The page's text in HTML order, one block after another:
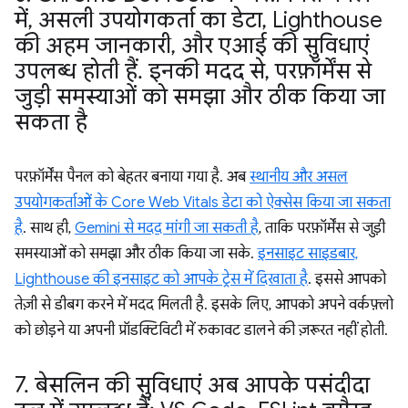
में, असली उपयोगकर्ता का डेटा, Lighthouse
की अहम जानकारी, और एआई की सुविधाएं
उपलब्ध होती हैं. इनकी मदद से, परफ़ॉर्मेंस से
जुड़ी समस्याओं को समझा और ठीक किया जा
सकता है
परफ़ॉर्मेंस पैनल को बेहतर बनाया गया है. अबस्थानीय और असल
उपयोगकर्ताओं के Core Web Vitals डेटा को ऐक्सेस किया जा सकता
है. साथ ही, Gemini से मदद मांगी जा सकती है, ताकि परफ़ॉर्मेंस से जुड़ी
समस्याओं को समझा और ठीक किया जा सके.इनसाइट साइडबार,
Lighthouse की इनसाइट को आपके ट्रेस में दिखाता है. इससे आपको
तेज़ी से डीबग करने में मदद मिलती है. इसके लिए, आपको अपने वर्कफ़्लो
को छोड़ने या अपनी प्रॉडक्टिविटी में रुकावट डालने की ज़रूरत नहीं होती.
7. बेसलिन की सुविधाएं अब आपके पसंदीदा